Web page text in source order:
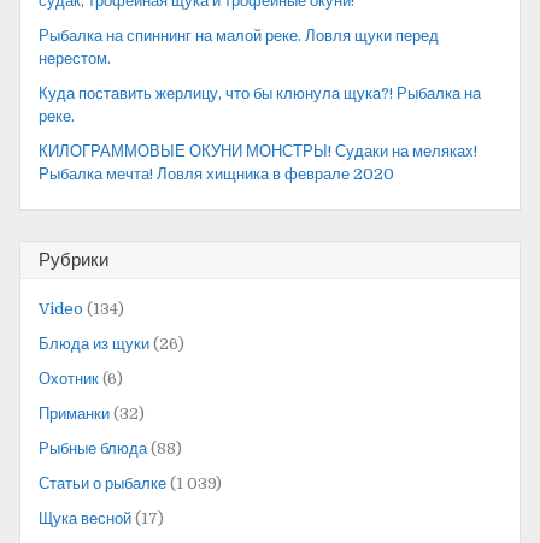
Рыбалка на спиннинг на малой реке. Ловля щуки перед
нерестом.
Куда поставить жерлицу, что бы клюнула щука?! Рыбалка на
реке.
КИЛОГРАММОВЫЕ ОКУНИ МОНСТРЫ! Судаки на меляках!
Рыбалка мечта! Ловля хищника в феврале 2020
Рубрики
Video (134)
Блюда из щуки (26)
Охотник (6)
Приманки (32)
Рыбные блюда(88)
Статьи о рыбалке (1 039)
Щука весной (17)